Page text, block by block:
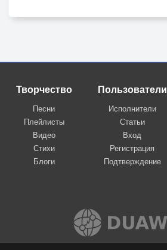
Творчество
Песни
Плейлисты
Видео
Стихи
Блоги
Пользователи
Исполнители
Статьи
Вход
Регистрация
Подтверждение